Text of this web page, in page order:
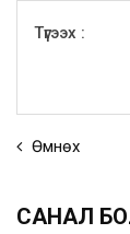
Түгээх :
Өмнөх
САНАЛ